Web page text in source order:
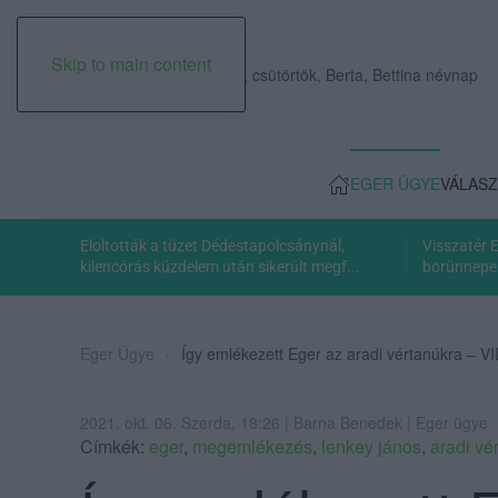
Skip to main content
2026. augusztus 06., csütörtök, Berta, Bettina névnap
EGER ÜGYE
Eloltották a tüzet Dédestapolcsánynál,
kilencórás küzdelem után sikerült megf...
Visszatér
Eger Ügye Így emlékezett Eger az aradi vértanúkra –
2021. okt. 06. Szerda, 18:26 | Barna Benedek | Eger ügye
Címkék: eger, megemlékezés, lenkey jános, aradi